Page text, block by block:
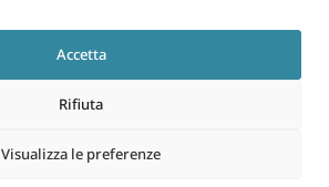
Accetta
Rifiuta
Visualizza le preferenze
Italiano
nuova
apre
in
una
nuova
apre
in
una
nuova
apre
una